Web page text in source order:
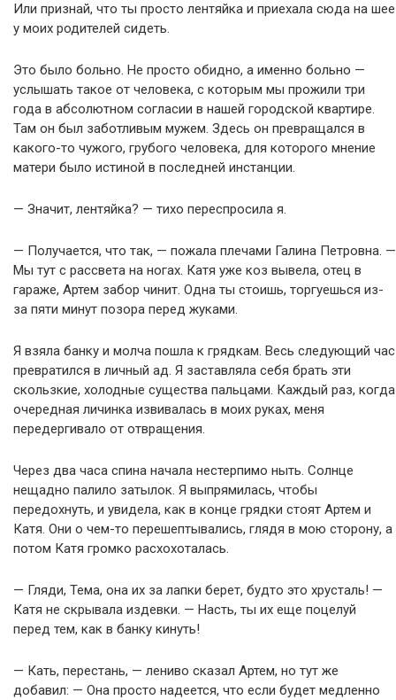
Или признай, что ты просто лентяйка и приехала сюда на шее
у моих родителей сидеть.
Это было больно. Не просто обидно, а именно больно —
услышать такое от человека, с которым мы прожили три
года в абсолютном согласии в нашей городской квартире.
Там он был заботливым мужем. Здесь он превращался в
какого-то чужого, грубого человека, для которого мнение
матери было истиной в последней инстанции.
— Значит, лентяйка? — тихо переспросила я.
— Получается, что так, — пожала плечами Галина Петровна. —
Мы тут с рассвета на ногах. Катя уже коз вывела, отец в
гараже, Артем забор чинит. Одна ты стоишь, торгуешься из-
за пяти минут позора перед жуками.
Я взяла банку и молча пошла к грядкам. Весь следующий час
превратился в личный ад. Я заставляла себя брать эти
скользкие, холодные существа пальцами. Каждый раз, когда
очередная личинка извивалась в моих руках, меня
передергивало от отвращения.
Через два часа спина начала нестерпимо ныть. Солнце
нещадно палило затылок. Я выпрямилась, чтобы
передохнуть, и увидела, как в конце грядки стоят Артем и
Катя. Они о чем-то перешептывались, глядя в мою сторону, а
потом Катя громко расхохоталась.
— Гляди, Тема, она их за лапки берет, будто это хрусталь! —
Катя не скрывала издевки. — Насть, ты их еще поцелуй
перед тем, как в банку кинуть!
— Кать, перестань, — лениво сказал Артем, но тут же
добавил: — Она просто надеется, что если будет медленно